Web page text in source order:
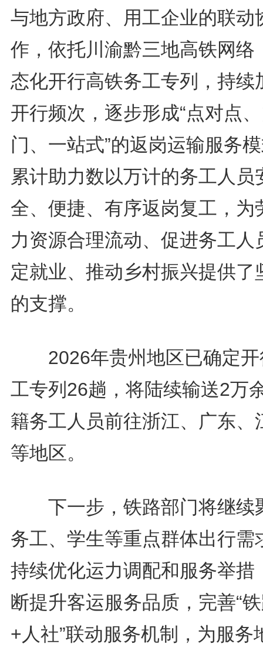
与地方政府、用工企业的联动
作，依托川渝黔三地高铁网络
态化开行高铁务工专列，持续
开行频次，逐步形成“点对点
门、一站式”的返岗运输服务
累计助力数以万计的务工人员
全、便捷、有序返岗复工，为
力资源合理流动、促进务工人
定就业、推动乡村振兴提供了
的支撑。
2026年贵州地区已确定开
工专列26趟，将陆续输送2万
籍务工人员前往浙江、广东、
等地区。
下一步，铁路部门将继续
务工、学生等重点群体出行需
持续优化运力调配和服务举措
断提升客运服务品质，完善“
+人社”联动服务机制，为服务